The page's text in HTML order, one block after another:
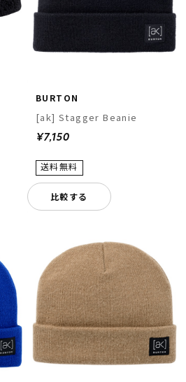
スポーツ 公式アプリ
ーポンもこのアプリで！
BURTON
[ak] Stagger Beanie
¥7,150
比較する